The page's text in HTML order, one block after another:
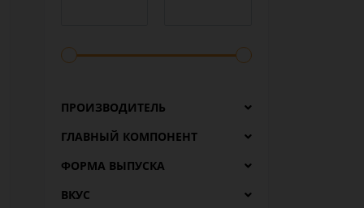
ПРОИЗВОДИТЕЛЬ
ГЛАВНЫЙ КОМПОНЕНТ
ФОРМА ВЫПУСКА
ВКУС